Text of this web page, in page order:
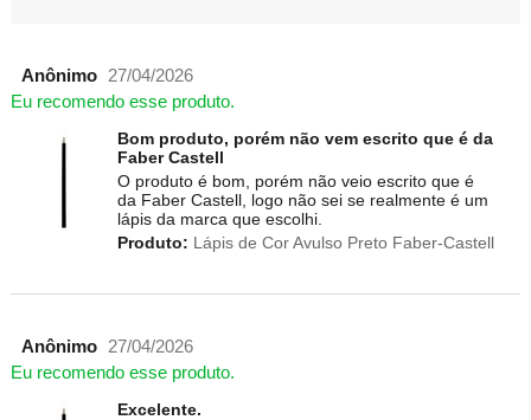
Anônimo 27/04/2026
Eu recomendo esse produto.
Bom produto, porém não vem escrito que é da
Faber Castell
O produto é bom, porém não veio escrito que é
da Faber Castell, logo não sei se realmente é um
lápis da marca que escolhi.
Produto: Lápis de Cor Avulso Preto Faber-Castell
Anônimo 27/04/2026
Eu recomendo esse produto.
Excelente.